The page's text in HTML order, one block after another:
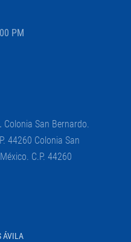
PM
Colonia San Bernardo.
44260 Colonia San
C.P. 44260
ÁVILA